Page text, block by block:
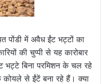
पोंडी में अवैध ईंट भट्टों का
की चुप्पी से यह कारोबार
बिना परमिशन के चल रहे
से ईंटें बना रहे हैं। क्या